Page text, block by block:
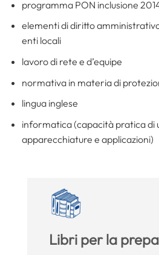
programma PON inclusione
elementi di diritto
enti locali
lavoro di rete e d’equipe
normativa in materia di
lingua inglese
informatica (capacità pratica di
apparecchiature e applicazioni)
Libri per la